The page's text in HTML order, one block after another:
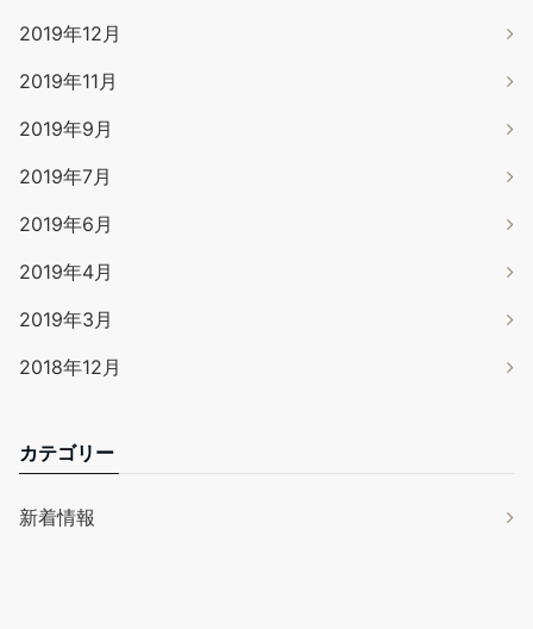
2019年12月
2019年11月
2019年9月
2019年7月
2019年6月
2019年4月
2019年3月
2018年12月
カテゴリー
新着情報